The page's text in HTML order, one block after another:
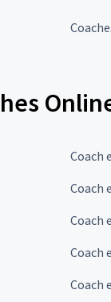
Coach
Coach
Coach
Coach
Coach